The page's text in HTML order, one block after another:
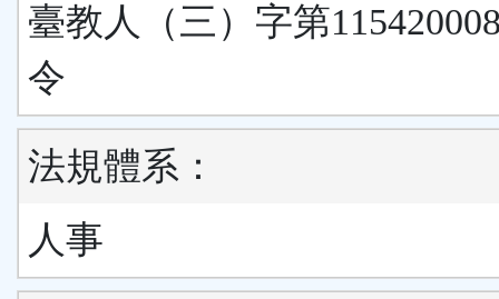
臺教人（三）字第
令
法規體系：
人事